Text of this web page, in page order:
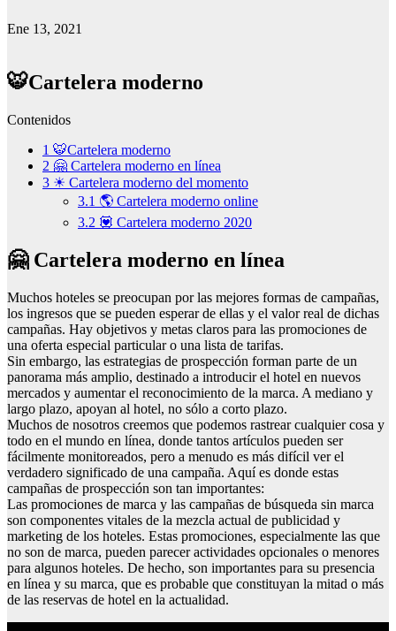
Ene 13, 2021
🐯Cartelera moderno
Contenidos
1 🐯Cartelera moderno
2 🤗 Cartelera moderno en línea
3 ☀ Cartelera moderno del momento
3.1 🌎 Cartelera moderno online
3.2 💟 Cartelera moderno 2020
🤗 Cartelera moderno en línea
Muchos hoteles se preocupan por las mejores formas de campañas,
los ingresos que se pueden esperar de ellas y el valor real de dichas
campañas. Hay objetivos y metas claros para las promociones de
una oferta especial particular o una lista de tarifas.
Sin embargo, las estrategias de prospección forman parte de un
panorama más amplio, destinado a introducir el hotel en nuevos
mercados y aumentar el reconocimiento de la marca. A mediano y
largo plazo, apoyan al hotel, no sólo a corto plazo.
Muchos de nosotros creemos que podemos rastrear cualquier cosa y
todo en el mundo en línea, donde tantos artículos pueden ser
fácilmente monitoreados, pero a menudo es más difícil ver el
verdadero significado de una campaña. Aquí es donde estas
campañas de prospección son tan importantes:
Las promociones de marca y las campañas de búsqueda sin marca
son componentes vitales de la mezcla actual de publicidad y
marketing de los hoteles. Estas promociones, especialmente las que
no son de marca, pueden parecer actividades opcionales o menores
para algunos hoteles. De hecho, son importantes para su presencia
en línea y su marca, que es probable que constituyan la mitad o más
de las reservas de hotel en la actualidad.